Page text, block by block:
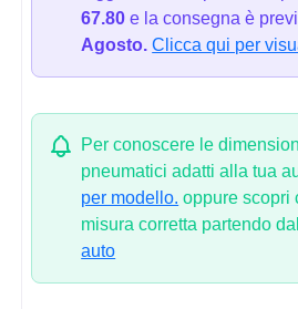
67.80 e la consegna è
Agosto. Clicca qui per
Per conoscere le
pneumatici adatti alla tua
per modello. oppure scopri
misura corretta partendo dal
auto